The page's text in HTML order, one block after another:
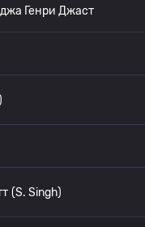
Генри Джаст
(S. Singh)